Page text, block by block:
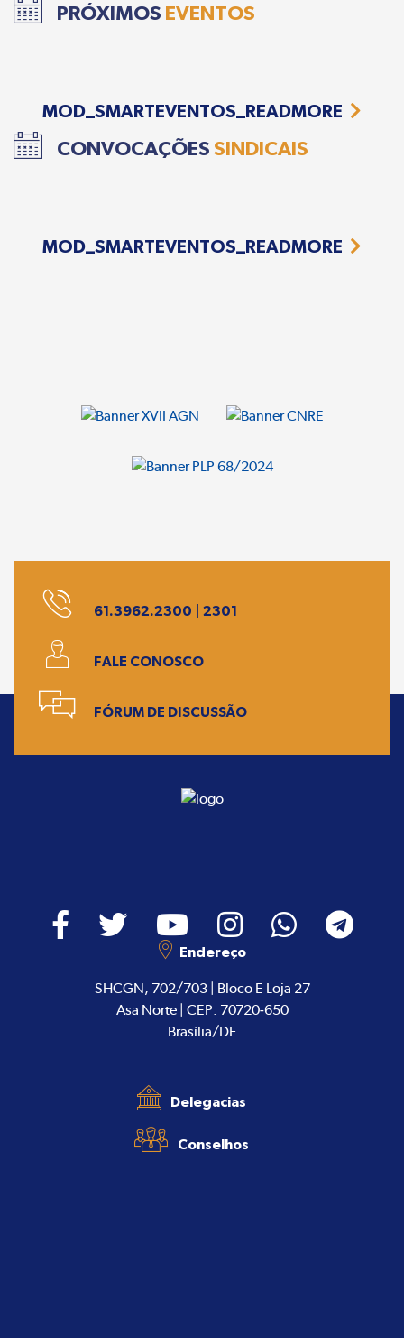
PRÓXIMOS EVENTOS
MOD_SMARTEVENTOS_READMORE
CONVOCAÇÕESSINDICAIS
MOD_SMARTEVENTOS_READMORE
61.3962.2300 | 2301
FALE CONOSCO
FÓRUM DE DISCUSSÃO
Endereço
SHCGN, 702/703 | Bloco E Loja 27
Asa Norte | CEP: 70720-650
Brasília/DF
Delegacias
Conselhos